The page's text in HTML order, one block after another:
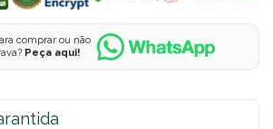
comprar ou não
Peça aqui!